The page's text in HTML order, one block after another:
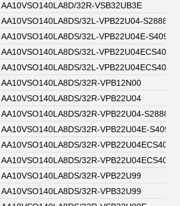
AA10VSO140LA8D/32R-VSB32UB3E
AA10VSO140LA8DS/32L-VPB22U04-S2888
AA10VSO140LA8DS/32L-VPB22U04E-S4093
AA10VSO140LA8DS/32L-VPB22U04ECS4093
AA10VSO140LA8DS/32L-VPB22U04ECS4093
AA10VSO140LA8DS/32R-VPB12N00
AA10VSO140LA8DS/32R-VPB22U04
AA10VSO140LA8DS/32R-VPB22U04-S2888
AA10VSO140LA8DS/32R-VPB22U04E-S4093
AA10VSO140LA8DS/32R-VPB22U04ECS4093
AA10VSO140LA8DS/32R-VPB22U04ECS4093
AA10VSO140LA8DS/32R-VPB22U99
AA10VSO140LA8DS/32R-VPB32U99